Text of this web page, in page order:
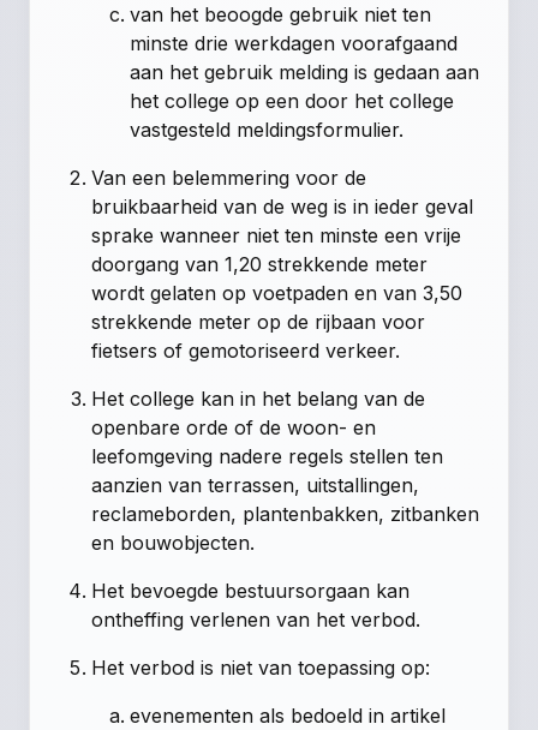
van het beoogde gebruik niet ten
minste drie werkdagen voorafgaand
aan het gebruik melding is gedaan aan
het college op een door het college
vastgesteld meldingsformulier.
Van een belemmering voor de
bruikbaarheid van de weg is in ieder geval
sprake wanneer niet ten minste een vrije
doorgang van 1,20 strekkende meter
wordt gelaten op voetpaden en van 3,50
strekkende meter op de rijbaan voor
fietsers of gemotoriseerd verkeer.
Het college kan in het belang van de
openbare orde of de woon- en
leefomgeving nadere regels stellen ten
aanzien van terrassen, uitstallingen,
reclameborden, plantenbakken, zitbanken
en bouwobjecten.
Het bevoegde bestuursorgaan kan
ontheffing verlenen van het verbod.
Het verbod is niet van toepassing op:
evenementen als bedoeld in artikel